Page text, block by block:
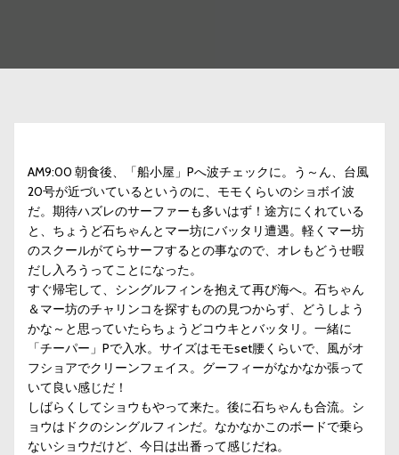
AM9:00 朝食後、「船小屋」Pへ波チェックに。う～ん、台風
20号が近づいているというのに、モモくらいのショボイ波
だ。期待ハズレのサーファーも多いはず！途方にくれている
と、ちょうど石ちゃんとマー坊にバッタリ遭遇。軽くマー坊
のスクールがてらサーフするとの事なので、オレもどうせ暇
だし入ろうってことになった。
すぐ帰宅して、シングルフィンを抱えて再び海へ。石ちゃん
＆マー坊のチャリンコを探すものの見つからず、どうしよう
かな～と思っていたらちょうどコウキとバッタリ。一緒に
「チーパー」Pで入水。サイズはモモset腰くらいで、風がオ
フショアでクリーンフェイス。グーフィーがなかなか張って
いて良い感じだ！
しばらくしてショウもやって来た。後に石ちゃんも合流。シ
ョウはドクのシングルフィンだ。なかなかこのボードで乗ら
ないショウだけど、今日は出番って感じだね。